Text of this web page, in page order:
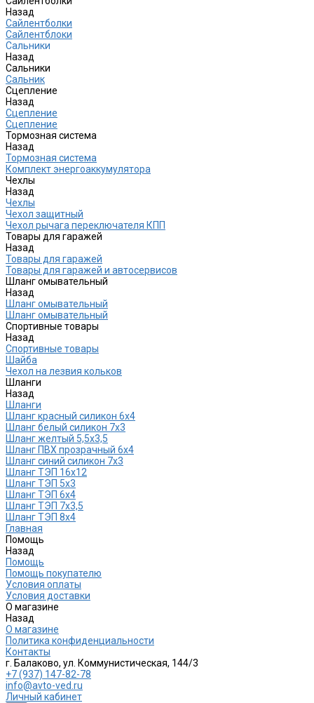
Назад
Сайлентболки
Сайлентблоки
Сальники
Назад
Сальники
Сальник
Сцепление
Назад
Сцепление
Сцепление
Тормозная система
Назад
Тормозная система
Комплект энергоаккумулятора
Чехлы
Назад
Чехлы
Чехол защитный
Чехол рычага переключателя КПП
Товары для гаражей
Назад
Товары для гаражей
Товары для гаражей и автосервисов
Шланг омывательный
Назад
Шланг омывательный
Шланг омывательный
Спортивные товары
Назад
Спортивные товары
Шайба
Чехол на лезвия кольков
Шланги
Назад
Шланги
Шланг красный силикон 6х4
Шланг белый силикон 7х3
Шланг желтый 5,5х3,5
Шланг ПВХ прозрачный 6х4
Шланг синий силикон 7х3
Шланг ТЭП 16х12
Шланг ТЭП 5х3
Шланг ТЭП 6х4
Шланг ТЭП 7х3,5
Шланг ТЭП 8х4
Главная
Помощь
Назад
Помощь
Помощь покупателю
Условия оплаты
Условия доставки
О магазине
Назад
О магазине
Политика конфиденциальности
Контакты
г. Балаково, ул. Коммунистическая, 144/3
+7 (937) 147-82-78
info@avto-ved.ru
Личный кабинет